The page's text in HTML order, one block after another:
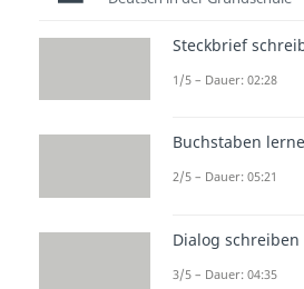
Brief ins
möchtest,
von Brief
5,00 Euro
Befindet
des
Steckbrief
1/5 – Dauer: 02:28
Buchstaben
2/5 – Dauer: 05:21
Dialog schreiben
3/5 – Dauer: 04:35